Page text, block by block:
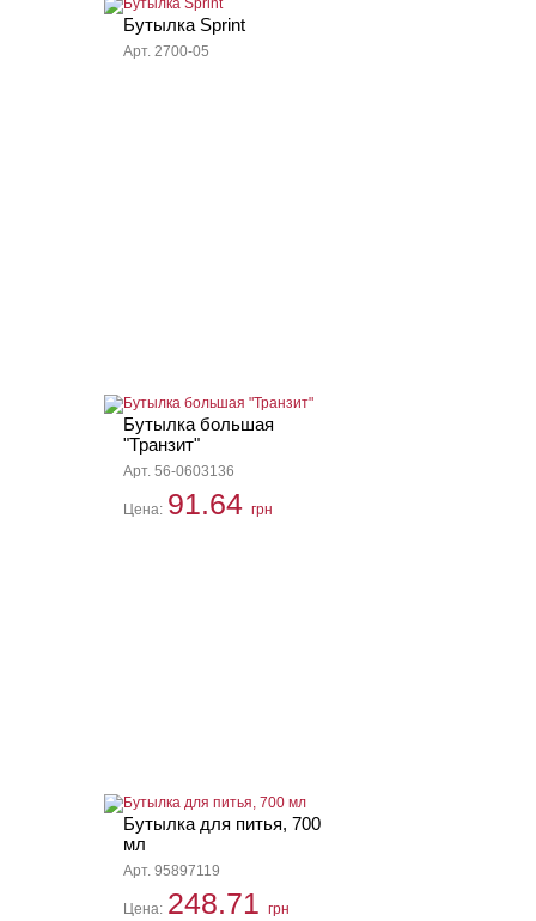
Бутылка Sprint
Арт. 2700-05
Бутылка большая
"Транзит"
Арт. 56-0603136
Цена: 91.64 грн
Бутылка для питья, 700
мл
Арт. 95897119
Цена: 248.71 грн